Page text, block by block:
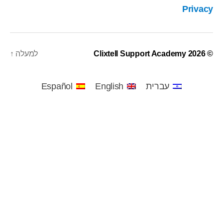
Privacy
© 2026
Clixtell Support Academy למעלה ↑
עברית English
Español